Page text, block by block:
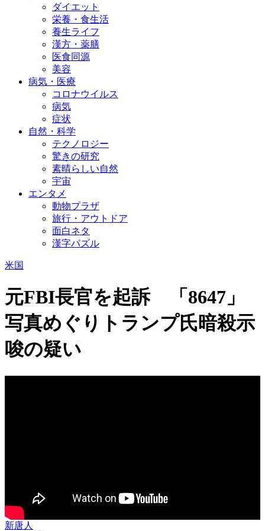
ダイエット
栄養・食生活
養生ライフ
漢方・薬膳
医食同源
美容
病気・医療
コロナウイルス
病気
症状
自然・科学
テクノロジー
驚きの研究
素晴らしい自然
宇宙
エンタメ
動物プラザ
旅行・アウトドア
面白ネタ
漢字パズル
米国
元FBI長官を起訴 「8647」
写真めぐりトランプ氏暗殺示
唆の疑い
新唐人